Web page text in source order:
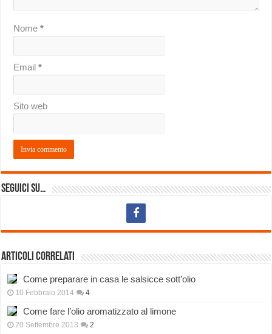
Nome*
Email*
Sito web
Seguici su…
Articoli correlati
Come preparare in casa le salsicce sott’olio
10 Febbraio 2014 4
Come fare l’olio aromatizzato al limone
20 Settembre 2013 2